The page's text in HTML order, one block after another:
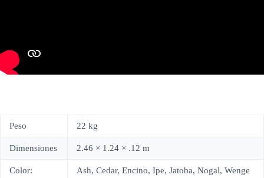
Peso 22 kg
Dimensiones 2.46 × 1.24 × .12 m
Color: Ash, Cedar, Encino, Ipe, Jatoba, Nogal, Wenge